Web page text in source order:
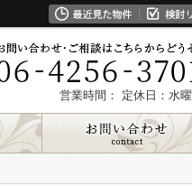
営業時間： 定休日：水曜